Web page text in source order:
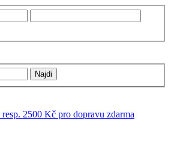
2500 Kč pro dopravu zdarma